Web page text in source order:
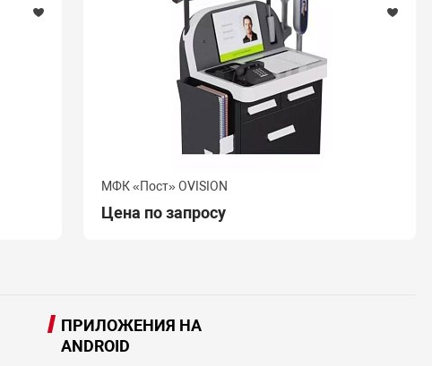
МФК «Пост» OVISION
Цена по запросу
ПРИЛОЖЕНИЯ НА
ANDROID